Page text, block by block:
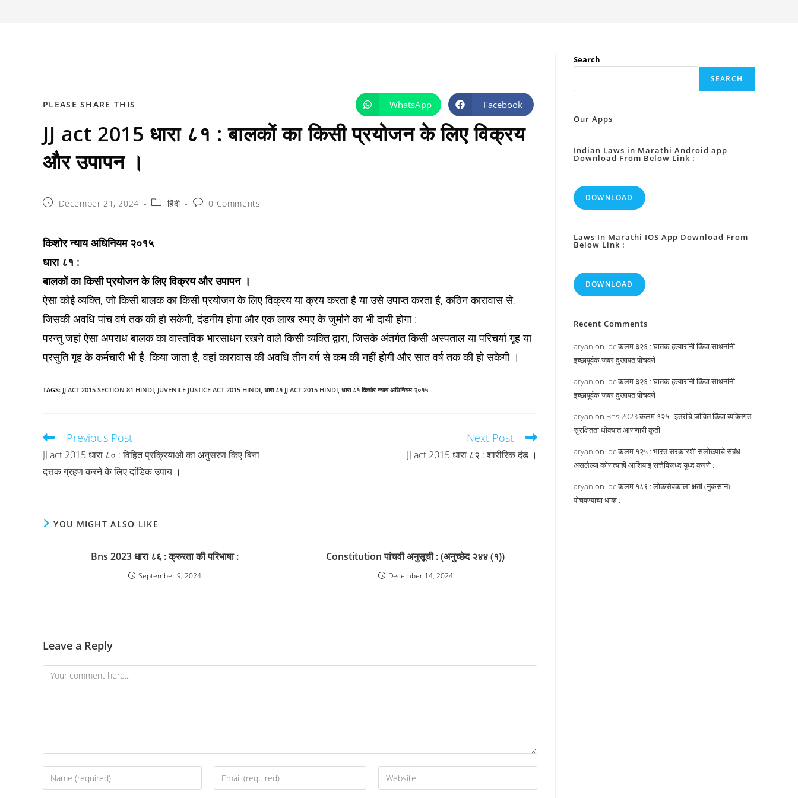
PLEASE SHARE THIS
THIS
Opens
in
new
window
WhatsApp Opens
in
new
window
Facebook
JJ act 2015 धारा ८१ : बालकों का किसी प्रयोजन के लिए विक्रय
और उपापन ।
PostDecember 21, 2024
Postहिंदी
Post0 Comments
किशोर न्याय अधिनियम २०१५
धारा ८१ :
बालकों का किसी प्रयोजन के लिए विक्रय और उपापन ।
ऐसा कोई व्यक्ति, जो किसी बालक का किसी प्रयोजन के लिए विक्रय या क्रय करता है या उसे उपाप्त करता है, कठिन कारावास से,
जिसकी अवधि पांच वर्ष तक की हो सकेगी, दंडनीय होगा और एक लाख रुपए के जुर्माने का भी दायी होगा :
परन्तु जहां ऐसा अपराध बालक का वास्तविक भारसाधन रखने वाले किसी व्यक्ति द्वारा, जिसके अंतर्गत किसी अस्पताल या परिचर्या गृह या
प्रसुति गृह के कर्मचारी भी है, किया जाता है, वहां कारावास की अवधि तीन वर्ष से कम की नहीं होगी और सात वर्ष तक की हो सकेगी ।
TAGS: JJ ACT 2015 SECTION 81 HINDI, JUVENILE JUSTICE ACT 2015 HINDI, धारा ८१ JJ ACT 2015 HINDI, धारा ८१ किशोर न्याय अधिनियम २०१५
Read
articles
Previous Post
JJ act 2015 धारा ८० : विहित प्रक्रियाओं का अनुसरण किए बिना
दत्तक ग्रहण करने के लिए दांडिक उपाय ।
Next Post
JJ act 2015 धारा ८२ : शारीरिक दंड ।
YOU MIGHT ALSO LIKE
Bns 2023 धारा ८६ : क्रुरता की परिभाषा :
September 9, 2024
Constitution पांचवी अनुसूची : (अनुच्छेद २४४ (१))
December 14, 2024
Leave a Reply
Comment
Enter
your
Enter
your
Enter
your
Search
SEARCH
Our Apps
Indian Laws in Marathi Android app
Download From Below Link :
DOWNLOAD
Laws In Marathi IOS App Download From
Below Link :
DOWNLOAD
Recent Comments
aryan on Ipc कलम ३२६ : घातक हत्यारांनी किंवा साधनांनी
इच्छापूर्वक जबर दुखापत पोचवणे :
aryan on Ipc कलम ३२६ : घातक हत्यारांनी किंवा साधनांनी
इच्छापूर्वक जबर दुखापत पोचवणे :
aryan on Bns 2023 कलम १२५ : इतरांचे जीवित किंवा व्यक्तिगत
सुरक्षितता धोक्यात आणणारी कृती :
aryan on Ipc कलम १२५ : भारत सरकारशी सलोख्याचे संबंध
असलेल्या कोणत्याही आशियाई सत्तेविरूध्द युध्द करणे :
aryan on Ipc कलम १८९ : लोकसेवकाला क्षती (नुकसान)
पोचवण्याचा धाक :